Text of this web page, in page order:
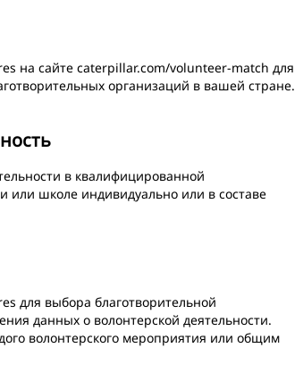
на сайте caterpillar.com/volunteer-match для
организаций в вашей стране.
в квалифицированной
или школе индивидуально или в составе
для выбора благотворительной
данных о волонтерской деятельности.
волонтерского мероприятия или общим